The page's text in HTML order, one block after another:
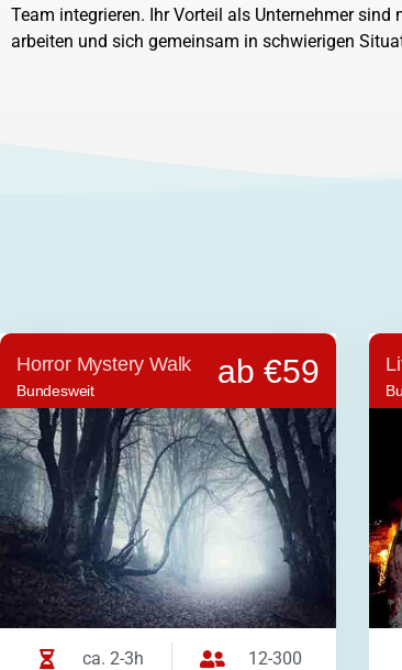
Team integrieren. Ihr Vorteil als Unternehmer
arbeiten und sich gemeinsam in schwierigen
Horror Mystery Walk
Bundesweit
ab €59
ca. 2-3h
12-300